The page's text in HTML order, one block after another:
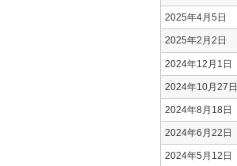
2025年4月5日
2025年2月2日
2024年12月1日
2024年10月27日
2024年8月18日
2024年6月22日
2024年5月12日